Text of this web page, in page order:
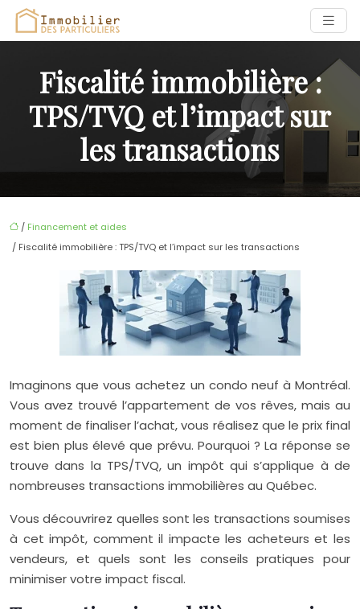
Fiscalité immobilière :
TPS/TVQ et l’impact sur
les transactions
/ Financement et aides
/ Fiscalité immobilière : TPS/TVQ et l’impact sur les transactions
Imaginons que vous achetez un condo neuf à Montréal.
Vous avez trouvé l’appartement de vos rêves, mais au
moment de finaliser l’achat, vous réalisez que le prix final
est bien plus élevé que prévu. Pourquoi ? La réponse se
trouve dans la TPS/TVQ, un impôt qui s’applique à de
nombreuses transactions immobilières au Québec.
Vous découvrirez quelles sont les transactions soumises
à cet impôt, comment il impacte les acheteurs et les
vendeurs, et quels sont les conseils pratiques pour
minimiser votre impact fiscal.